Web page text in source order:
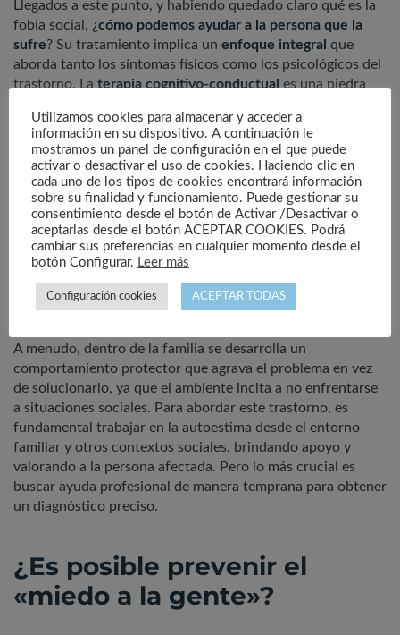
Llegados a este punto, y habiendo quedado claro qué es la
fobia social, ¿cómo podemos ayudar a la persona que la
sufre? Su tratamiento implica un enfoque integral que
aborda tanto los síntomas físicos como los psicológicos del
trastorno. Laterapia cognitivo-conductuales una piedra
herramientas paradesafiar los pensamientos irracionales y
aprender a manejar la ansiedad.
El tratamiento puede incluir tambiénterapias grupalespara
practicar las habilidades sociales en un entorno seguro y
comprensivo. En algunos casos, el tratamiento
farmacológico puede ser útil para controlar los síntomas,
permitiendo a las personas participar más plenamente en la
debe ser personalizado, teniendo en cuenta las necesidades
y circunstancias únicas de la persona afectada.
A menudo, dentro de la familia se desarrolla un
comportamiento protector que agrava el problema en vez
de solucionarlo, ya que el ambiente incita a no enfrentarse
a situaciones sociales. Para abordar este trastorno, es
fundamental trabajar en la autoestima desde el entorno
familiar y otros contextos sociales, brindando apoyo y
valorando a la persona afectada. Pero lo más crucial es
buscar ayuda profesional de manera temprana para obtener
un diagnóstico preciso.
¿Es posible prevenir el
«miedo a la gente»?
Utilizamos cookies para almacenar y acceder a
información en su dispositivo. A continuación le
mostramos un panel de configuración en el que puede
activar o desactivar el uso de cookies. Haciendo clic en
cada uno de los tipos de cookies encontrará información
sobre su finalidad y funcionamiento. Puede gestionar su
consentimiento desde el botón de Activar /Desactivar o
aceptarlas desde el botón ACEPTAR COOKIES. Podrá
cambiar sus preferencias en cualquier momento desde el
botón Configurar. Leer más
Configuración cookies ACEPTAR TODAS